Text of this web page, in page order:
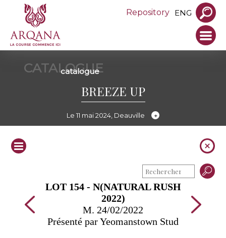
Repository ENG
CATALOGUE
catalogue
BREEZE UP
Le 11 mai 2024, Deauville
LOT 154 - N(NATURAL RUSH
2022)
M. 24/02/2022
Présenté par Yeomanstown Stud